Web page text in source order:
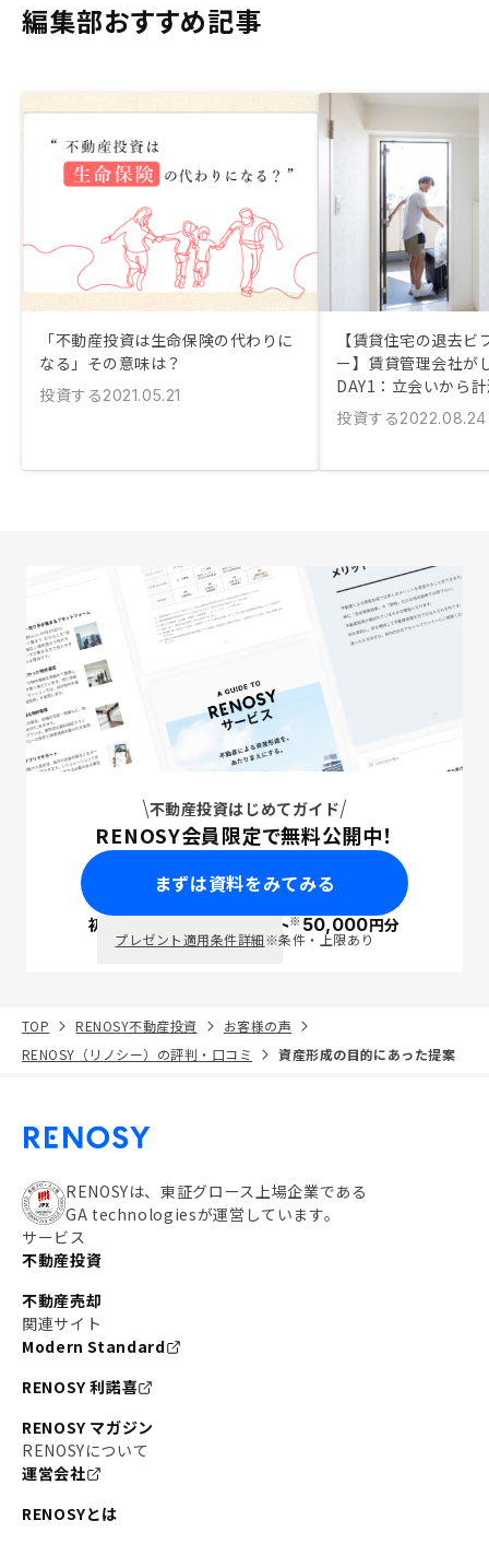
編集部おすすめ記事
「不動産投資は生命保険の代わりに
なる」その意味は？
投資する2021.05.21
【賃貸住宅の退去ビ
ー】賃貸管理会社が
DAY1：立会いから
投資する2022.08.24
不動産投資はじめてガイド
RENOSY会員限定で無料公開中！
まずは資料をみてみる
初回面談で ポイント※50,000円分
プレゼント適用条件詳細※条件・上限あり
TOP RENOSY不動産投資
お客様の声
RENOSY（リノシー）の評判・口コミ
資産形成の目的にあった提案
RENOSYは、東証グロース上場企業である
GA technologiesが運営しています。
サービス
不動産投資
不動産売却
関連サイト
Modern Standard
RENOSY 利諾喜
RENOSY マガジン
RENOSYについて
運営会社
RENOSYとは